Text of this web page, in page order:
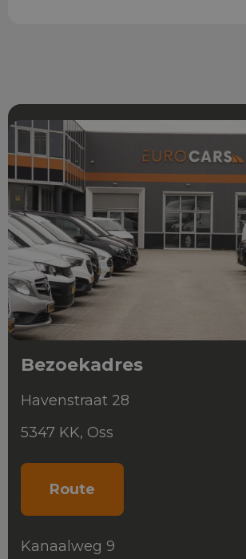
Bezoekadres
Havenstraat 28
5347 KK, Oss
Route
Kanaalweg 9